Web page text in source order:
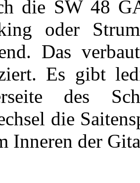
die SW 48
oder
Das
Es gibt
des
die
Inneren der